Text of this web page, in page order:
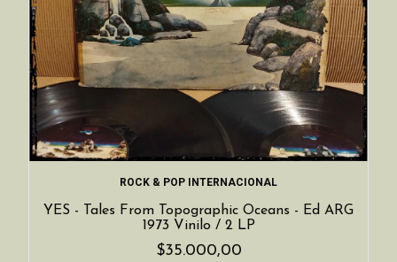
ROCK & POP INTERNACIONAL
YES - Tales From Topographic Oceans - Ed ARG
1973 Vinilo / 2 LP
$35.000,00